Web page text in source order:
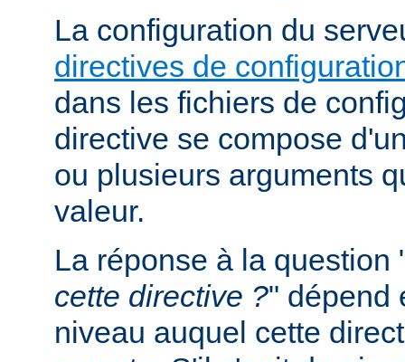
La configuration du
directives de
dans les fichiers de
directive se compose
ou plusieurs arguments
valeur.
La réponse à la question
cette directive ?" dépend
niveau auquel cette